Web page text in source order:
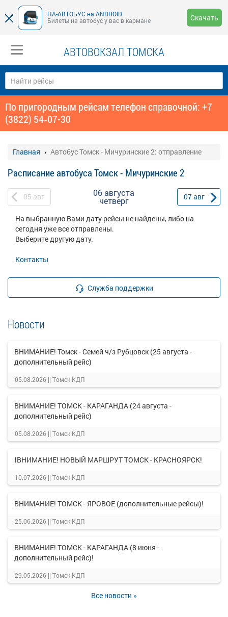
НА-АВТОБУС на ANDROID
Билеты на автобус у вас в кармане
Скачать
АВТОВОКЗАЛ ТОМСКА
По пригородным рейсам телефон справочной: +7
(3822) 54‑07-30
Главная Автобус Томск - Мичуринские 2: отправление
Расписание автобуса Томск - Мичуринские 2
05 авг 06 августа
четверг 07авг
На выбранную Вами дату рейсы не найдены, либо на
сегодня уже все отправлены.
Выберите другую дату.
Контакты
Служба поддержки
Новости
ВНИМАНИЕ! Томск - Семей ч/з Рубцовск (25 августа -
дополнительный рейс)
05.08.2026 || Томск КДП
ВНИМАНИЕ! ТОМСК - КАРАГАНДА (24 августа -
дополнительный рейс)
05.08.2026 || Томск КДП
❗ВНИМАНИЕ! НОВЫЙ МАРШРУТ ТОМСК - КРАСНОЯРСК!
10.07.2026 || Томск КДП
ВНИМАНИЕ! ТОМСК - ЯРОВОЕ (дополнительные рейсы)!
25.06.2026 || Томск КДП
ВНИМАНИЕ! ТОМСК - КАРАГАНДА (8 июня -
дополнительный рейс)!
29.05.2026 || Томск КДП
Все новости »